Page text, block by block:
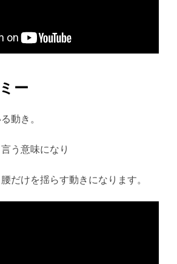
ー
動き。
う意味になり
だけを揺らす動きになります。